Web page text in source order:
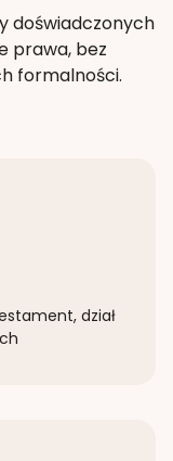
doświadczonych
prawa, bez
formalności.
dział